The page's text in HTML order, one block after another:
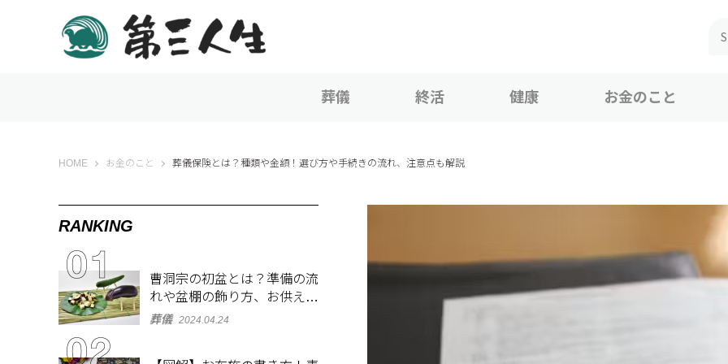
葬儀 終活 健康 お金のこと
HOME 第三人生 〜寄り道の歩き方〜
お金のこと 葬儀保険とは？種類や金額！選び方や手続きの流れ、注意点も解説
RANKING
曹洞宗の初盆とは？準備の流
れや盆棚の飾り方、お供え物
を解説
葬儀 2024.04.24